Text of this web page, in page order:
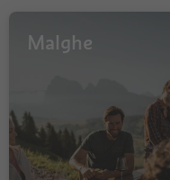
Malghe